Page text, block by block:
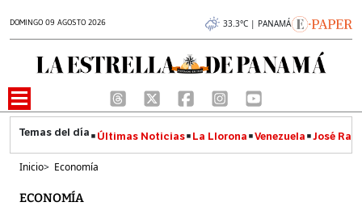
DOMINGO 09 AGOSTO 2026 33.3°C | PANAMÁ
Últimas Noticias La Llorona Venezuela José
Inicio> Economía
ECONOMÍA